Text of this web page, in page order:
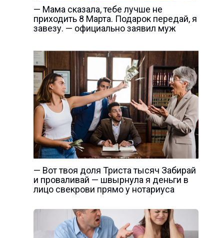
— Мама сказала, тебе лучше не
приходить 8 Марта. Подарок передай, я
завезу. — официально заявил муж
— Вот твоя доля Триста тысяч Забирай
и проваливай — швырнула я деньги в
лицо свекрови прямо у нотариуса